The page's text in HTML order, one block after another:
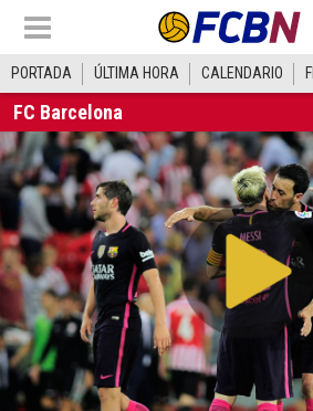
PORTADA ÚLTIMA HORA CALENDARIO
FC Barcelona